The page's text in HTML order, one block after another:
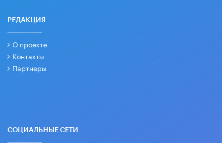
РЕДАКЦИЯ
О проекте
Контакты
Партнеры
СОЦИАЛЬНЫЕ СЕТИ